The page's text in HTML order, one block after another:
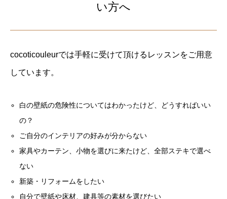
い方へ
cocoticouleurでは手軽に受けて頂けるレッスンをご用意
しています。
白の壁紙の危険性についてはわかったけど、どうすればいい
の？
ご自分のインテリアの好みが分からない
家具やカーテン、小物を選びに来たけど、全部ステキで選べ
ない
新築・リフォームをしたい
自分で壁紙や床材、建具等の素材を選びたい